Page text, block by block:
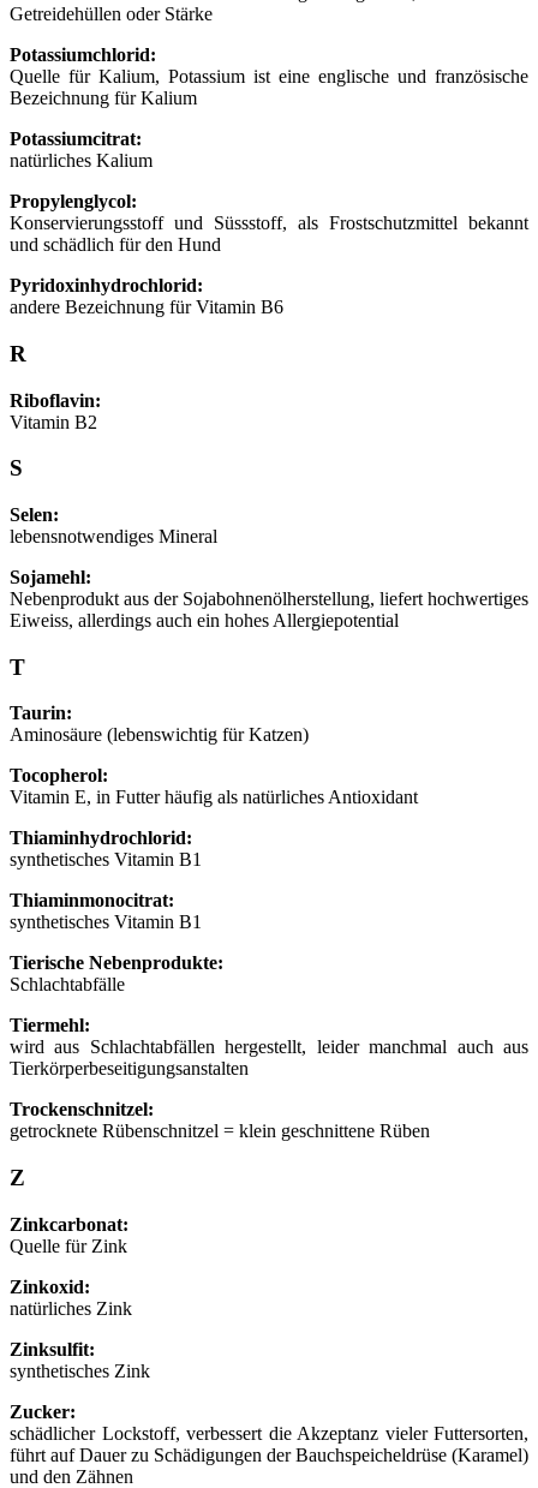
Getreidehüllen oder Stärke
Potassiumchlorid:
Quelle für Kalium, Potassium ist eine englische und französische
Bezeichnung für Kalium
Potassiumcitrat:
natürliches Kalium
Propylenglycol:
Konservierungsstoff und Süssstoff, als Frostschutzmittel bekannt
und schädlich für den Hund
Pyridoxinhydrochlorid:
andere Bezeichnung für Vitamin B6
R
Riboflavin:
Vitamin B2
S
Selen:
lebensnotwendiges Mineral
Sojamehl:
Nebenprodukt aus der Sojabohnenölherstellung, liefert hochwertiges
Eiweiss, allerdings auch ein hohes Allergiepotential
T
Taurin:
Aminosäure (lebenswichtig für Katzen)
Tocopherol:
Vitamin E, in Futter häufig als natürliches Antioxidant
Thiaminhydrochlorid:
synthetisches Vitamin B1
Thiaminmonocitrat:
synthetisches Vitamin B1
Tierische Nebenprodukte:
Schlachtabfälle
Tiermehl:
wird aus Schlachtabfällen hergestellt, leider manchmal auch aus
Tierkörperbeseitigungsanstalten
Trockenschnitzel:
getrocknete Rübenschnitzel = klein geschnittene Rüben
Z
Zinkcarbonat:
Quelle für Zink
Zinkoxid:
natürliches Zink
Zinksulfit:
synthetisches Zink
Zucker:
schädlicher Lockstoff, verbessert die Akzeptanz vieler Futtersorten,
führt auf Dauer zu Schädigungen der Bauchspeicheldrüse (Karamel)
und den Zähnen